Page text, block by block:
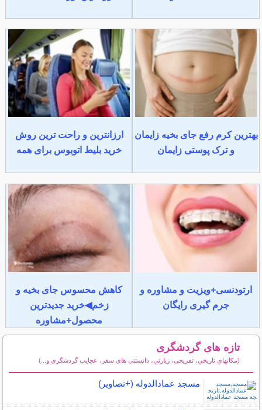
بهترین کرم رفع جای بخیه زایمان
و ترک پوستی زایمان
ارزانترین و راحت ترین روش
خرید بلیط اتوبوس برای همه
ارتودنسی+ویزیت و مشاوره و
جرم گیری رایگان
کاهش محسوس جای بخیه و
زخم◀خرید جدیدترین
محصول+مشاوره
تازه های گردشگری
(مكانهاي تاريخي، تفریحی، زيارتي، دانستنی های سفر، عجایب گردشگری و...)
مسجد عمادالدوله (+تصاویر)